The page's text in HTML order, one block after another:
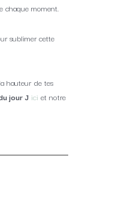
moment.
sublimer cette
hauteur de tes
jour J ici et notre